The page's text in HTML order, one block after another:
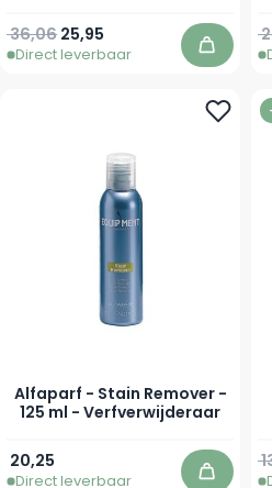
Speciale prijs
25,95
Normale prijs
36,06
Direct leverbaar In
Alfaparf - Stain Remover -
125 ml - Verfverwijderaar
20,25
Direct leverbaar In